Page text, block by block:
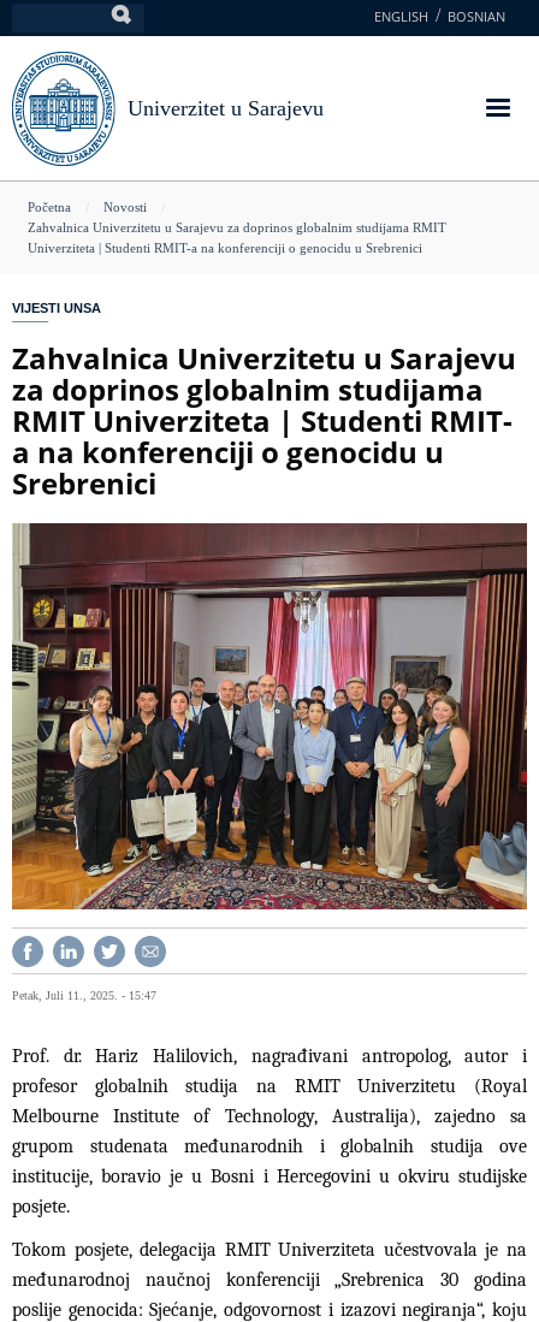
na
glavni
sadržaj
ENGLISH BOSNIAN
Univerzitet u Sarajevu
You
are
Početna
Novosti
Zahvalnica Univerzitetu u Sarajevu za doprinos globalnim studijama RMIT
Univerziteta | Studenti RMIT-a na konferenciji o genocidu u Srebrenici
VIJESTI UNSA
Zahvalnica Univerzitetu u Sarajevu
za doprinos globalnim studijama
RMIT Univerziteta | Studenti RMIT-
a na konferenciji o genocidu u
Srebrenici
Petak, Juli 11., 2025. - 15:47
Prof. dr. Hariz Halilovich, nagrađivani antropolog, autor i
profesor globalnih studija na RMIT Univerzitetu (Royal
Melbourne Institute of Technology, Australija), zajedno sa
grupom studenata međunarodnih i globalnih studija ove
institucije, boravio je u Bosni i Hercegovini u okviru studijske
posjete.
Tokom posjete, delegacija RMIT Univerziteta učestvovala je na
međunarodnoj naučnoj konferenciji „Srebrenica 30 godina
poslije genocida: Sjećanje, odgovornost i izazovi negiranja“, koju